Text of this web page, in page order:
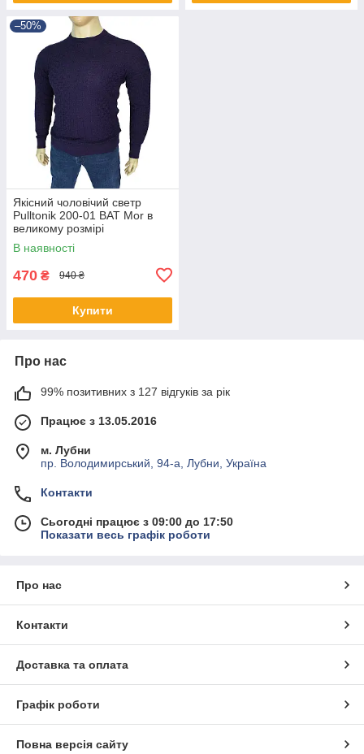
–50%
Якісний чоловічий светр
Pulltonik 200-01 BAT Mor в
великому розмірі
В наявності
470 ₴ 940 ₴
Купити
Про нас
99% позитивних з 127 відгуків за рік
Працює з 13.05.2016
м. Лубни
пр. Володимирський, 94-а, Лубни, Україна
Контакти
Сьогодні працює з 09:00 до 17:50
Показати весь графік роботи
Про нас
Контакти
Доставка та оплата
Графік роботи
Повна версія сайту